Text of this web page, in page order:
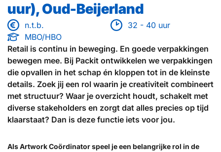
uur), Oud-Beijerland
n.t.b.
32 - 40 uur
MBO/HBO
Retail is continu in beweging. En goede verpakkingen
bewegen mee. Bij Packit ontwikkelen we verpakkingen
die opvallen in het schap én kloppen tot in de kleinste
details. Zoek jij een rol waarin je creativiteit combineert
met structuur? Waar je overzicht houdt, schakelt met
diverse stakeholders en zorgt dat alles precies op tijd
klaarstaat? Dan is deze functie iets voor jou.
Als Artwork Coördinator speel je een belangrijke rol in de